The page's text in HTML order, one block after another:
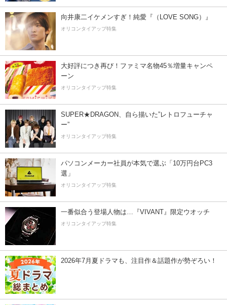
向井康二イケメンすぎ！純愛『（LOVE SONG）』
オリコンタイアップ特集
大好評につき再び！ファミマ名物45％増量キャンペ
ーン
オリコンタイアップ特集
SUPER★DRAGON、自ら描いた”レトロフューチャ
ー”
オリコンタイアップ特集
パソコンメーカー社員が本気で選ぶ「10万円台PC3
選」
オリコンタイアップ特集
一番似合う登場人物は…『VIVANT』限定ウオッチ
オリコンタイアップ特集
2026年7月夏ドラマも、注目作＆話題作が勢ぞろい！